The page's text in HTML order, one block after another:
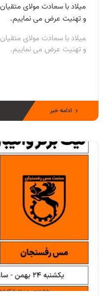
میلاد با سعادت مولای
و تهنیت عرض می نماییم.
میلاد با سعادت مولای
و تهنیت عرض می نماییم.
ادامه خبر